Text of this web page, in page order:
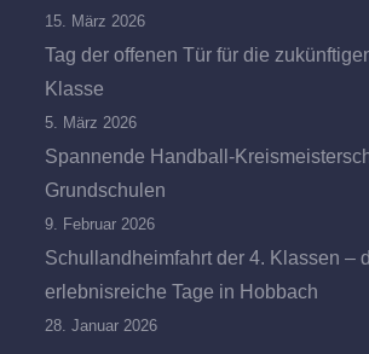
15. März 2026
Tag der offenen Tür für die
Klasse
5. März 2026
Spannende Handball-
Grundschulen
9. Februar 2026
Schullandheimfahrt der 4. Klassen –
erlebnisreiche Tage in Hobbach
28. Januar 2026